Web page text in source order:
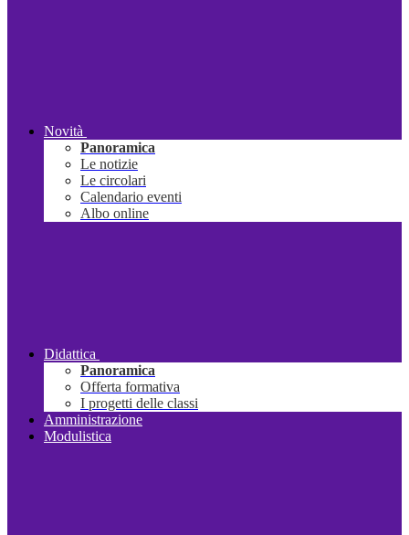
Novità
Panoramica
Le notizie
Le circolari
Calendario eventi
Albo online
Didattica
Panoramica
Offerta formativa
I progetti delle classi
Amministrazione
Modulistica